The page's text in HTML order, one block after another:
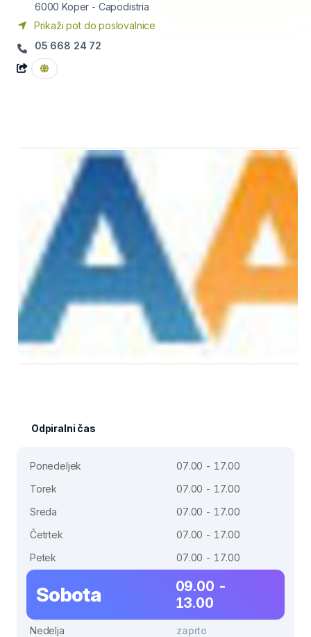
6000 Koper - Capodistria
Prikaži pot do poslovalnice
05 668 24 72
Odpiralni čas
Ponedeljek
07.00 - 17.00
Torek
07.00 - 17.00
Sreda
07.00 - 17.00
Četrtek
07.00 - 17.00
Petek
07.00 - 17.00
Sobota
09.00 -
13.00
Nedelja zaprto